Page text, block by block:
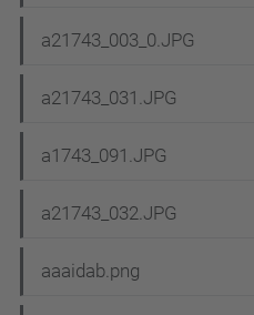
a21743_003_0.JPG
a21743_031.JPG
a1743_091.JPG
a21743_032.JPG
aaaidab.png